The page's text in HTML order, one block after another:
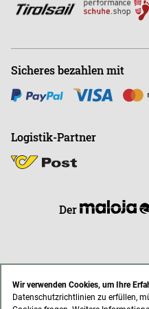
Wir verwenden Cookies, um Ihre
Datenschutzrichtlinien zu erfüllen,
Sicheres bezahlen mit
Logistik-Partner
Der
* Alle Preise inkl. gesetzl.